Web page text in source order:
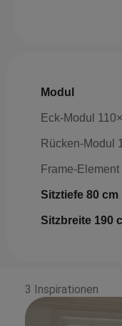
Modul
Eck-Modul
Rücken-Modul
Frame-Element
Sitztiefe 80 cm
Sitzbreite 190
3 Inspirationen